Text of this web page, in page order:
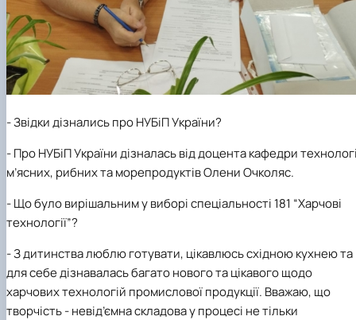
-Звідки дізнались про НУБіП України?
- Про НУБіП України дізналась від доцента кафедри
м’ясних, рибних та морепродуктів Олени Очколяс.
- Що було вирішальним у виборі спеціальності 181 “Харчові
технології”?
- З дитинства люблю готувати, цікавлюсь східною кухнею та
для себе дізнавалась багато нового та цікавого щодо
харчових технологій промислової продукції. Вважаю, що
творчість - невід’ємна складова у процесі не тільки